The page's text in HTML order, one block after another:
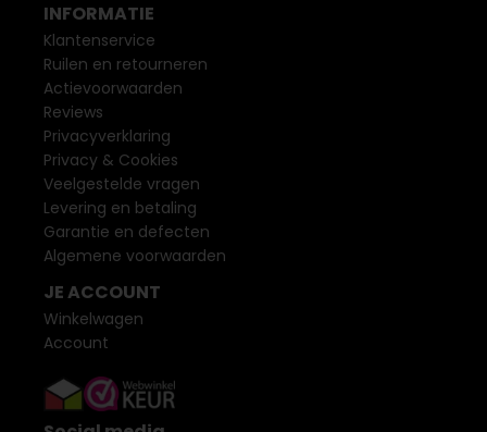
INFORMATIE
Klantenservice
Ruilen en retourneren
Actievoorwaarden
Reviews
Privacyverklaring
Privacy & Cookies
Veelgestelde vragen
Levering en betaling
Garantie en defecten
Algemene voorwaarden
JE ACCOUNT
Winkelwagen
Account